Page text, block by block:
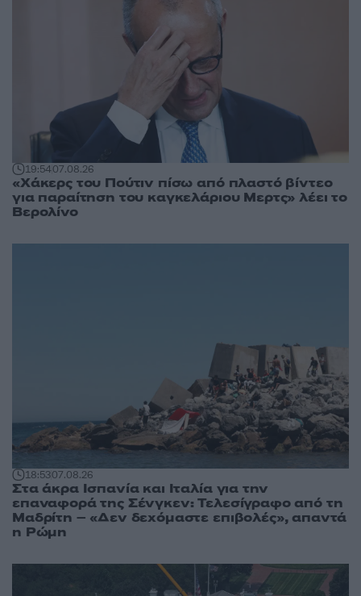
19:5407.08.26
«Χάκερς του Πούτιν πίσω από πλαστό βίντεο
για παραίτηση του καγκελάριου Μερτς» λέει το
Βερολίνο
18:5307.08.26
Στα άκρα Ισπανία και Ιταλία για την
επαναφορά της Σένγκεν: Τελεσίγραφο από τη
Μαδρίτη – «Δεν δεχόμαστε επιβολές», απαντά
η Ρώμη